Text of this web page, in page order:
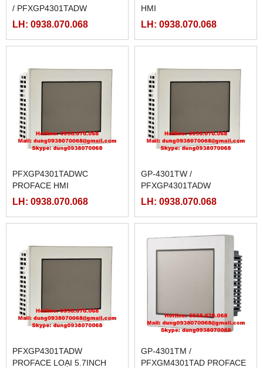
/ PFXGP4301TADW
LH: 0938.070.068
HMI
LH: 0938.070.068
PFXGP4301TADWC
PROFACE HMI
LH: 0938.070.068
GP-4301TW /
PFXGP4301TADW
PROFACE
LH: 0938.070.068
PFXGP4301TADW
PROFACE LOẠI 5.7INCH
GP-4301TM /
PFXGM4301TAD PROFACE